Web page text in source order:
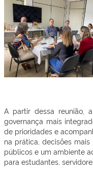
A partir dessa reunião,
governança mais
de prioridades e
na prática, decisões
públicos e um ambiente
para estudantes,